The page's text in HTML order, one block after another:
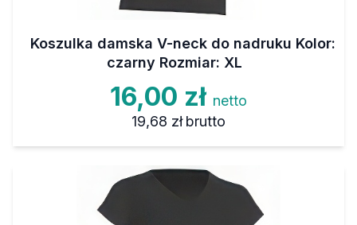
Koszulka damska V-neck do nadruku Kolor:
czarny Rozmiar: XL
16,00 zł netto
19,68 zł brutto